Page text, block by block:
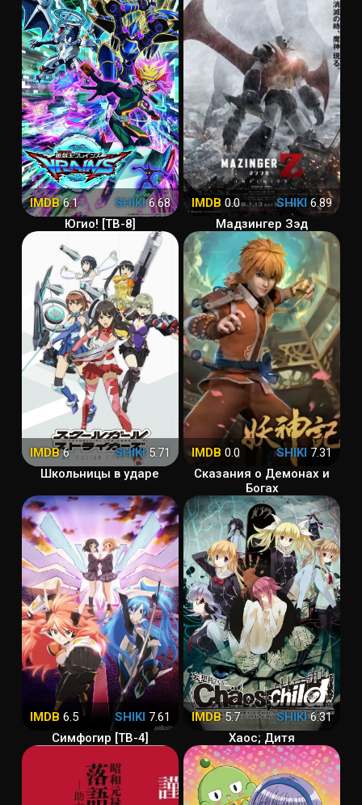
IMDB6.1 SHIKI6.68
Югио! [ТВ-8]
IMDB 0.0 SHIKI 6.89
Мадзингер Зэд
IMDB6 SHIKI5.71
Школьницы в ударе
IMDB 0.0 SHIKI 7.31
Сказания о Демонах и
Богах
IMDB 6.5 SHIKI 7.61
Симфогир [ТВ-4]
IMDB5.7 SHIKI6.31
Хаос; Дитя